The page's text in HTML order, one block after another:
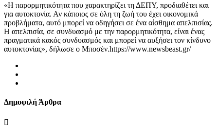
«Η παρορμητικότητα που χαρακτηρίζει τη ΔΕΠΥ, προδιαθέτει και
για αυτοκτονία. Αν κάποιος σε όλη τη ζωή του έχει οικονομικά
προβλήματα, αυτό μπορεί να οδηγήσει σε ένα αίσθημα απελπισίας.
Η απελπισία, σε συνδυασμό με την παρορμητικότητα, είναι ένας
πραγματικά κακός συνδυασμός και μπορεί να αυξήσει τον κίνδυνο
αυτοκτονίας», δήλωσε ο Μποσέν.https://www.newsbeast.gr/
Δημοφιλή Άρθρα